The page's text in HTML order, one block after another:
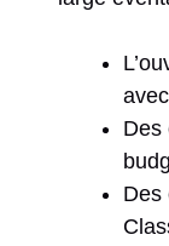
Des
Des